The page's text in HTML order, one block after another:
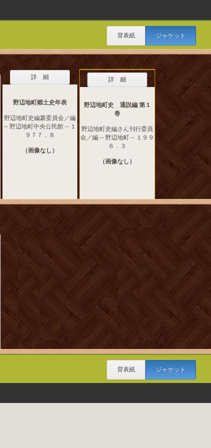
背表紙 ジャケット
詳 細
野辺地町郷土史年表
野辺地町史編纂委員会／編
-- 野辺地町中央公民館 -- １
９７７．８
（画像なし）
詳 細
野辺地町史 通説編 第１
巻
野辺地町史編さん刊行委員
会／編 -- 野辺地町 -- １９９
６．３
（画像なし）
背表紙 ジャケット